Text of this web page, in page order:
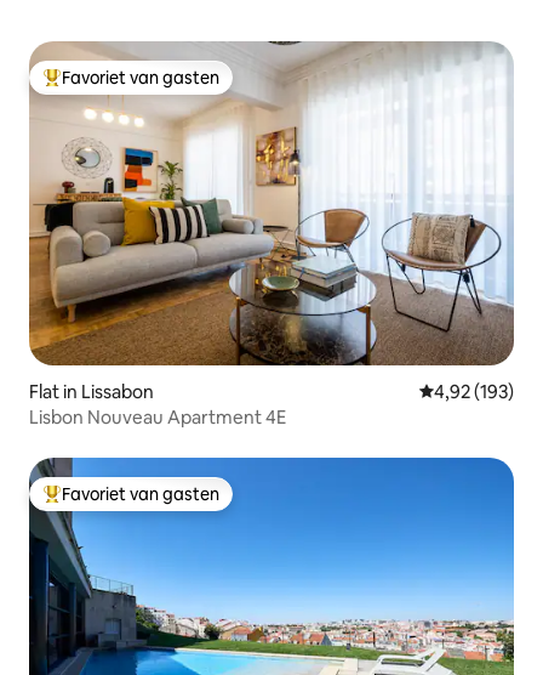
Topfavoriet van gasten
Favoriet van gasten
Flat in Lissabon Gemiddelde
4,92 (193)
Lisbon Nouveau Apartment 4E
Topfavoriet van gasten
Favoriet van gasten